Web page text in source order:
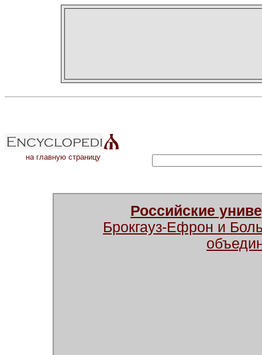
на главную страницу
Российские
Брокгауз-Ефрон и